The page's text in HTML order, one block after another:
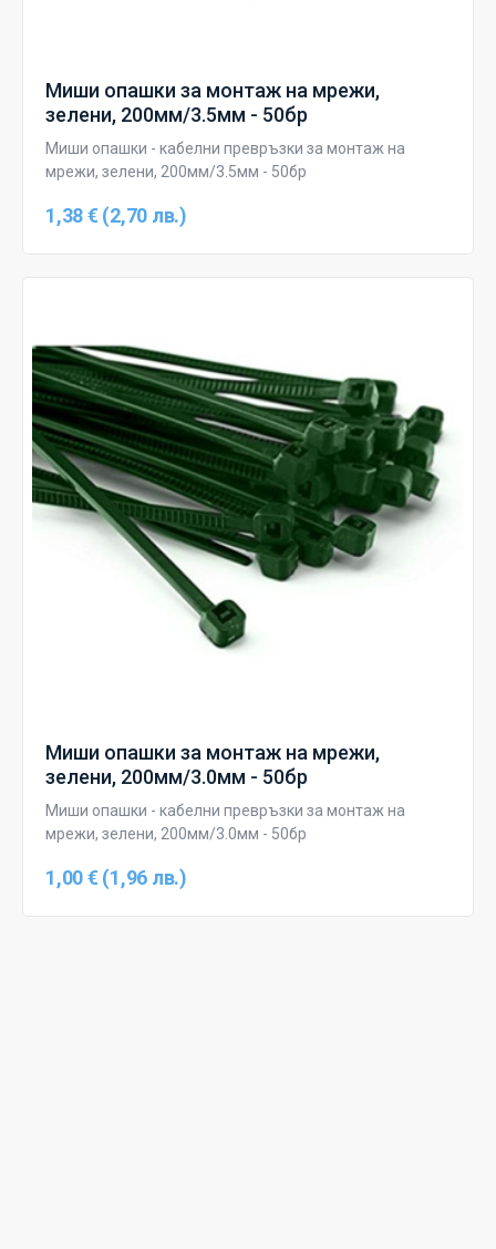
Миши опашки за монтаж на мрежи,
зелени, 200мм/3.5мм - 50бр
Миши опашки - кабелни превръзки за монтаж на
мрежи, зелени, 200мм/3.5мм - 50бр
1,38 € (2,70 лв.)
Миши опашки за монтаж на мрежи,
зелени, 200мм/3.0мм - 50бр
Миши опашки - кабелни превръзки за монтаж на
мрежи, зелени, 200мм/3.0мм - 50бр
1,00 € (1,96 лв.)